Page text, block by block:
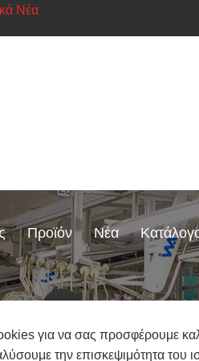
Νέα
Προϊόν Νέα
για να σας προσφέρουμε
την επισκεψιμότητα του